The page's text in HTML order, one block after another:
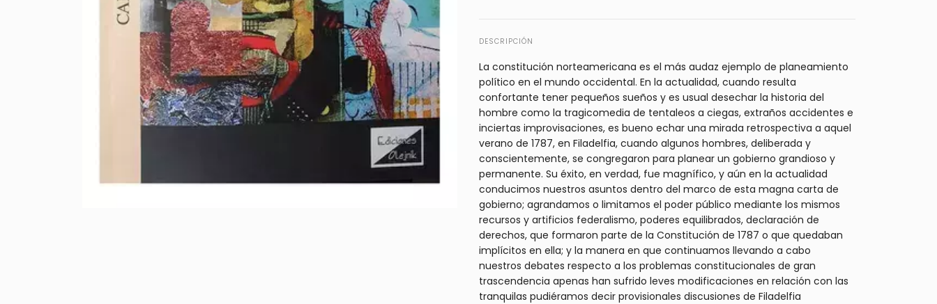
DESCRIPCIÓN
La constitución norteamericana es el más audaz ejemplo de planeamiento
político en el mundo occidental. En la actualidad, cuando resulta
confortante tener pequeños sueños y es usual desechar la historia del
hombre como la tragicomedia de tentaleos a ciegas, extraños accidentes e
inciertas improvisaciones, es bueno echar una mirada retrospectiva a aquel
verano de 1787, en Filadelfia, cuando algunos hombres, deliberada y
conscientemente, se congregaron para planear un gobierno grandioso y
permanente. Su éxito, en verdad, fue magnífico, y aún en la actualidad
conducimos nuestros asuntos dentro del marco de esta magna carta de
gobierno; agrandamos o limitamos el poder público mediante los mismos
recursos y artificios federalismo, poderes equilibrados, declaración de
derechos, que formaron parte de la Constitución de 1787 o que quedaban
implícitos en ella; y la manera en que continuamos llevando a cabo
nuestros debates respecto a los problemas constitucionales de gran
trascendencia apenas han sufrido leves modificaciones en relación con las
tranquilas pudiéramos decir provisionales discusiones de Filadelfia